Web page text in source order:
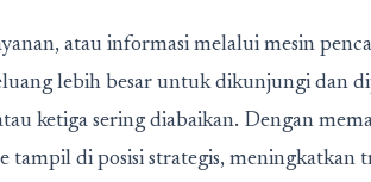
atau informasi melalui mesin
lebih besar untuk dikunjungi dan
ketiga sering diabaikan. Dengan
tampil di posisi strategis, meningkatkan